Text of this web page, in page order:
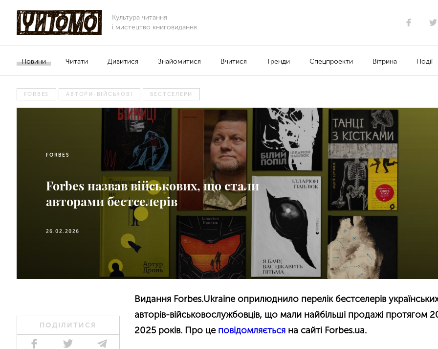
Культура читання
і мистецтво книговидання
Новини Читати Дивитися Знайомитися Вчитися Тренди Спецпроекти Вітрина Події
FORBES АВТОРИ-ВІЙСЬКОВІ БЕСТСЕЛЕРИ
FORBES
Forbes назвав військових, що стали
авторами бестселерів
26.02.2026
ПОДІЛИТИСЯ
Видання Forbes.Ukraine оприлюднило перелік бестселерів
авторів-військовослужбовців, що мали найбільші продажі протягом
2025 років. Про це повідомляється на сайті Forbes.ua.